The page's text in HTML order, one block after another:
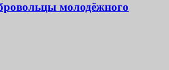
молодёжного